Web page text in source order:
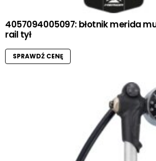
4057094005097: błotnik merida
rail tył
SPRAWDŹ CENĘ